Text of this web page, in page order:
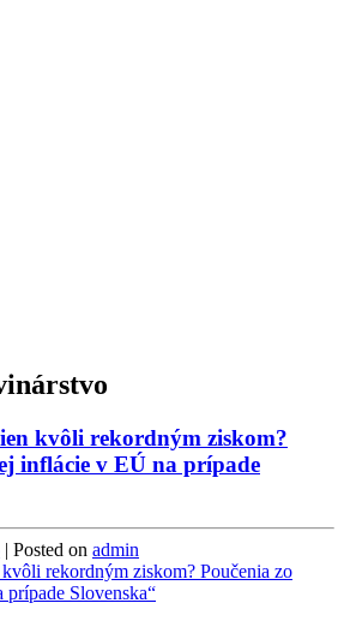
kvôli rekordným ziskom?
inflácie v EÚ na prípade
| Posted on admin